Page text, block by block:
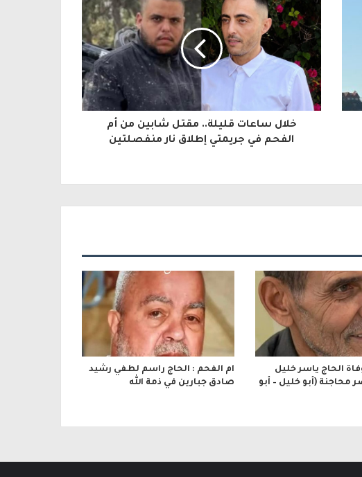
خلال ساعات قليلة.. مقتل شابين من أم
الفحم في جريمتي إطلاق نار منفصلتين
الحاج ياسر خليل
محاجنة (أبو خليل – أبو
ام الفحم : الحاج راسم لطفي رشيد
صادق جبارين في ذمة الله